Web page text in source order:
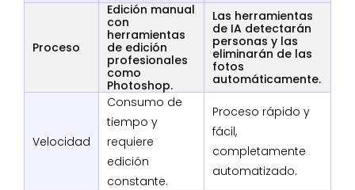
Proceso
Edición manual
con
herramientas
de edición
profesionales
como
Photoshop.
Las herramientas
de IA detectarán
personas y las
eliminarán de las
fotos
automáticamente.
Velocidad
Consumo de
tiempo y
requiere
edición
constante.
Proceso rápido y
fácil,
completamente
automatizado.